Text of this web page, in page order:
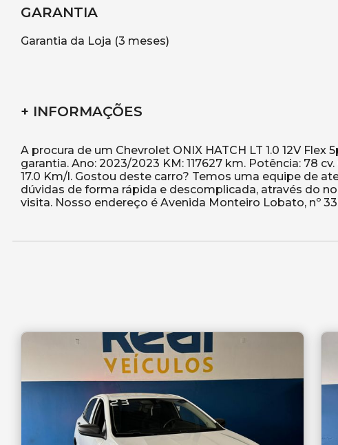
GARANTIA
Garantia da Loja (3 meses)
+ INFORMAÇÕES
A procura de um Chevrolet ONIX HATCH LT 1.0 12V
garantia. Ano: 2023/2023 KM: 117627 km. Potência: 78
17.0 Km/l. Gostou deste carro? Temos uma equipe de
dúvidas de forma rápida e descomplicada, através do